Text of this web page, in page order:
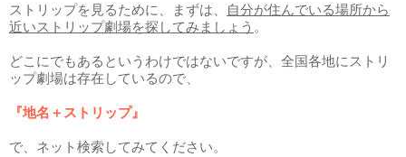
ストリップを見るために、まずは、
自分が住んでいる場所から
近いストリップ劇場を探してみましょう 。
どこにでもあるというわけではないですが、全国各地にストリ
ップ劇場は存在しているので、
『地名＋ストリップ』
で、ネット検索してみてください。